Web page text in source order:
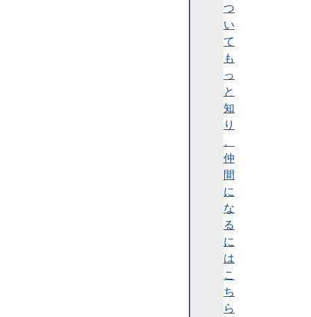
つ
い
て
も
っ
と
知
り
、
仲
間
に
な
る
に
は
こ
ち
ら